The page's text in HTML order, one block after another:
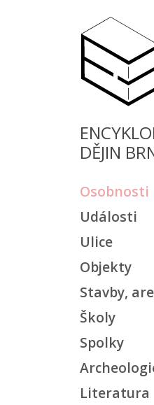
DĚJIN
Osobnosti
Události
Ulice
Objekty
Stavby,
Školy
Spolky
Literatura